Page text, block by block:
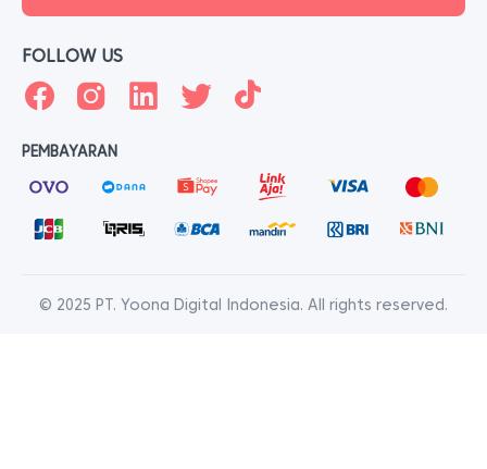
FOLLOW US
PEMBAYARAN
© 2025 PT. Yoona Digital Indonesia. All rights reserved.